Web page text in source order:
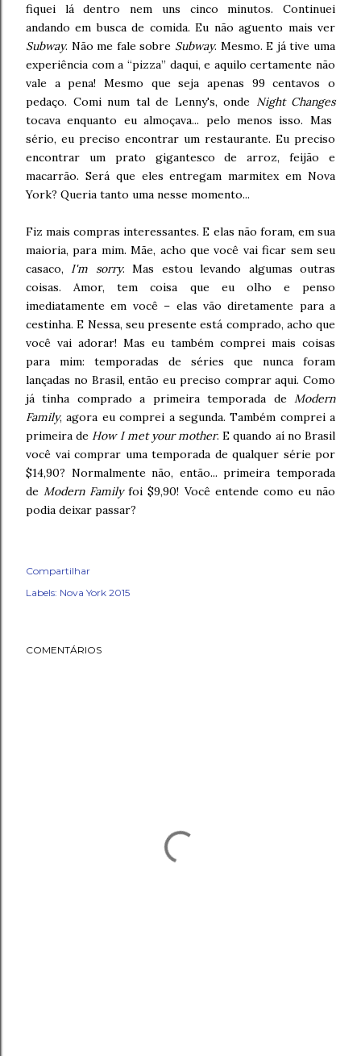
fiquei lá dentro nem uns cinco minutos. Continuei
andando em busca de comida. Eu não aguento mais ver
Subway. Não me fale sobre Subway. Mesmo. E já tive uma
experiência com a “pizza” daqui, e aquilo certamente não
vale a pena! Mesmo que seja apenas 99 centavos o
pedaço. Comi num tal de Lenny's, onde Night Changes
tocava enquanto eu almoçava... pelo menos isso. Mas
sério, eu preciso encontrar um restaurante. Eu preciso
encontrar um prato gigantesco de arroz, feijão e
macarrão. Será que eles entregam marmitex em Nova
York? Queria tanto uma nesse momento...
Fiz mais compras interessantes. E elas não foram, em sua
maioria, para mim. Mãe, acho que você vai ficar sem seu
casaco, I'm sorry. Mas estou levando algumas outras
coisas. Amor, tem coisa que eu olho e penso
imediatamente em você – elas vão diretamente para a
cestinha. E Nessa, seu presente está comprado, acho que
você vai adorar! Mas eu também comprei mais coisas
para mim: temporadas de séries que nunca foram
lançadas no Brasil, então eu preciso comprar aqui. Como
já tinha comprado a primeira temporada de Modern
Family, agora eu comprei a segunda. Também comprei a
primeira de How I met your mother. E quando aí no Brasil
você vai comprar uma temporada de qualquer série por
$14,90? Normalmente não, então... primeira temporada
deModern Familyfoi $9,90! Você entende como eu não
podia deixar passar?
Compartilhar
Labels: Nova York 2015
COMENTÁRIOS